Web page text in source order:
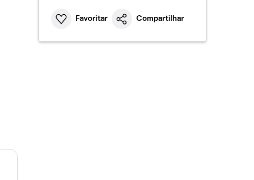
Favoritar Compartilhar